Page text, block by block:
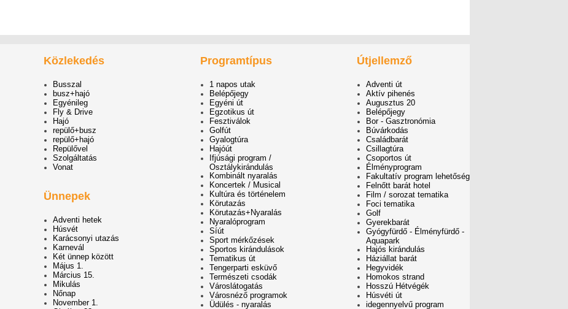
Közlekedés
Busszal
busz+hajó
Egyénileg
Fly & Drive
Hajó
repülő+busz
repülő+hajó
Repülővel
Szolgáltatás
Vonat
Ünnepek
Adventi hetek
Húsvét
Karácsonyi utazás
Karnevál
Két ünnep között
Május 1.
Március 15.
Mikulás
Nőnap
November 1.
Programtípus
1 napos utak
Belépőjegy
Egyéni út
Egzotikus út
Fesztiválok
Golfút
Gyalogtúra
Hajóút
Ifjúsági program /
Osztálykirándulás
Kombinált nyaralás
Koncertek / Musical
Kultúra és történelem
Körutazás
Körutazás+Nyaralás
Nyaralóprogram
Síút
Sport mérkőzések
Sportos kirándulások
Tematikus út
Tengerparti esküvő
Természeti csodák
Városlátogatás
Városnéző programok
Üdülés - nyaralás
Útjellemző
Adventi út
Aktív pihenés
Augusztus 20
Belépőjegy
Bor - Gasztronómia
Búvárkodás
Családbarát
Csillagtúra
Csoportos út
Élményprogram
Fakultatív program lehetőség
Felnőtt barát hotel
Film / sorozat tematika
Foci tematika
Golf
Gyerekbarát
Gyógyfürdő - Élményfürdő -
Aquapark
Hajós kirándulás
Háziállat barát
Hegyvidék
Homokos strand
Hosszú Hétvégék
Húsvéti út
idegennyelvű program